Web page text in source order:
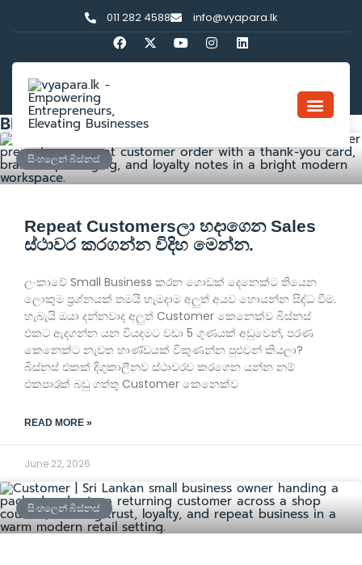
011 282 4588 info@vyapara.lk
Blog
සිංහලෙන් බිස්නස්
Repeat Customersලා හදාගෙන Sales
ස්ථාවර කරගන්න විදිහ මෙන්න.
ලංකාවේ Small Business කරන ගොඩක් දෙනෙක්ට තියෙන
ලොකුම ප්‍රශ්නයක් තමයි හැමදාම අලුත් අයව හොයන්න සිද්ධ වීම.
හැබැයි ඔයා දන්නවාද අලුත් Customer කෙනෙක්ව බිස්නස්
එකට ඇදගන්න යන වියදමට වඩා 5 ගුණයක් අඩුවෙන්, පරණ
කෙනෙක්ට නැවත භාණ්ඩයක් විකුණන්න පුළුවන් කියලා?
බිස්නස් එකක් දිගුකාලීනව ස්ථාවරව කරගෙන යන්න නම්
එකපාරක් බඩු ගත්තු Customer කෙනෙක්ව
READ MORE »
June 22, 2026
සිංහලෙන් බිස්නස්